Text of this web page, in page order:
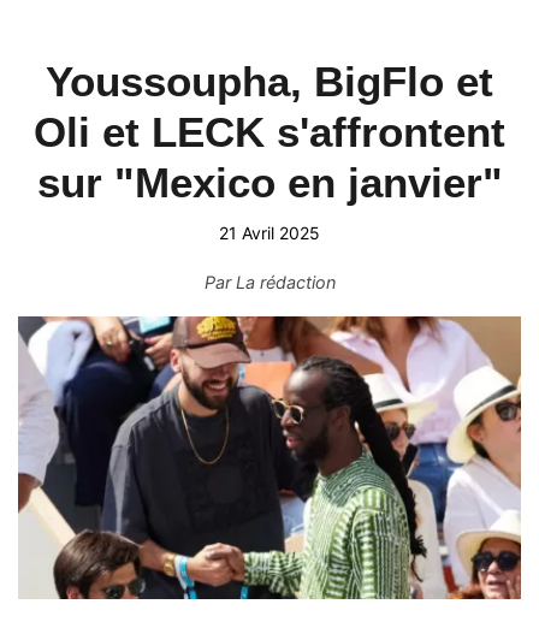
Youssoupha, BigFlo et
Oli et LECK s'affrontent
sur "Mexico en janvier"
21 Avril 2025
ParLa rédaction